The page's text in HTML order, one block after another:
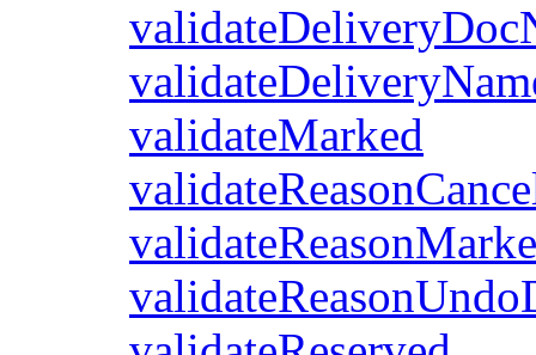
validateMarked